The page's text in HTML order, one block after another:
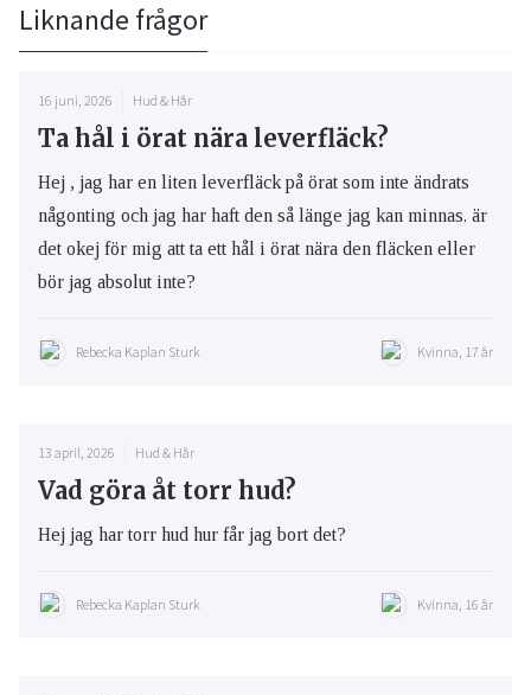
Liknande frågor
16 juni, 2026 Hud & Hår
Ta hål i örat nära leverfläck?
Hej , jag har en liten leverfläck på örat som inte ändrats
någonting och jag har haft den så länge jag kan minnas. är
det okej för mig att ta ett hål i örat nära den fläcken eller
bör jag absolut inte?
Rebecka Kaplan Sturk Kvinna, 17 år
13 april, 2026 Hud & Hår
Vad göra åt torr hud?
Hej jag har torr hud hur får jag bort det?
Rebecka Kaplan Sturk Kvinna, 16 år